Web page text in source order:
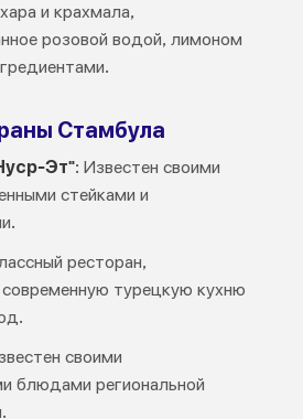
и крахмала,
розовой водой, лимоном
Стамбула
Эт": Известен своими
стейками и
ресторан,
турецкую кухню
своими
блюдами региональной